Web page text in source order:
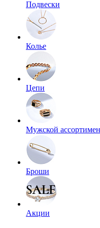
Подвески
Колье
Цепи
Мужской
Броши
Акции